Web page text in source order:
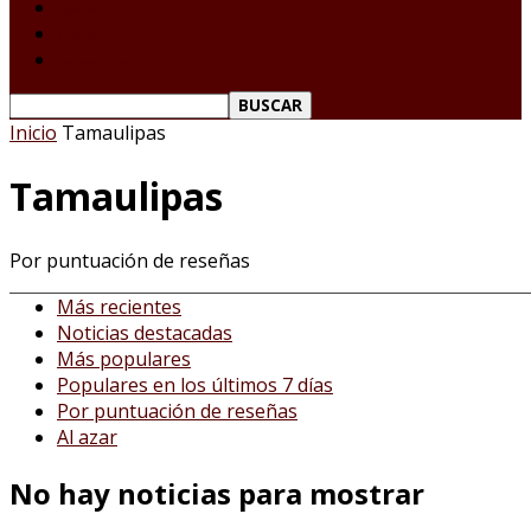
Inicio Tamaulipas
Tamaulipas
Por puntuación de reseñas
Más recientes
Noticias destacadas
Más populares
Populares en los últimos 7 días
Por puntuación de reseñas
Al azar
No hay noticias para mostrar